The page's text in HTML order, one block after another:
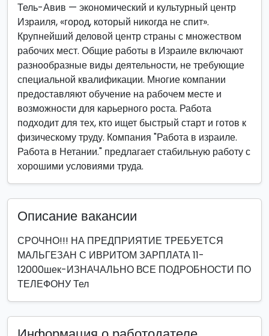
Тель-Авив — экономический и культурный центр
Израиля, «город, который никогда не спит».
Крупнейший деловой центр страны с множеством
рабочих мест. Общие работы в Израиле включают
разнообразные виды деятельности, не требующие
специальной квалификации. Многие компании
предоставляют обучение на рабочем месте и
возможности для карьерного роста. Работа
подходит для тех, кто ищет быстрый старт и готов к
физическому труду. Компания "Работа в израиле.
Работа в Нетании." предлагает стабильную работу с
хорошими условиями труда.
Описание вакансии
СРОЧНО!!! НА ПРЕДПРИЯТИЕ ТРЕБУЕТСЯ
МАЛЬГЕЗАН С ИВРИТОМ ЗАРПЛАТА 11-
12000шек-ИЗНАЧАЛЬНО ВСЕ ПОДРОБНОСТИ ПО
ТЕЛЕФОНУ Тел